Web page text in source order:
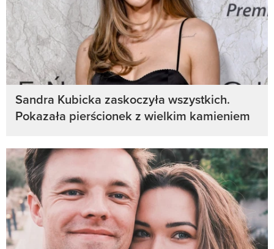
Sandra Kubicka zaskoczyła wszystkich.
Pokazała pierścionek z wielkim kamieniem